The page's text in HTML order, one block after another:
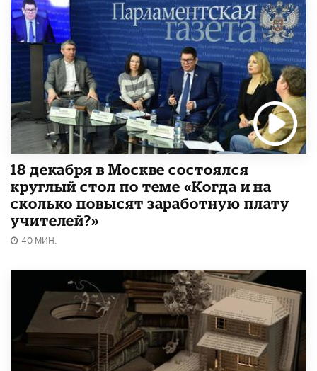
18 декабря в Москве состоялся
круглый стол по теме «Когда и на
сколько повысят заработную плату
учителей?»
40 МИН.